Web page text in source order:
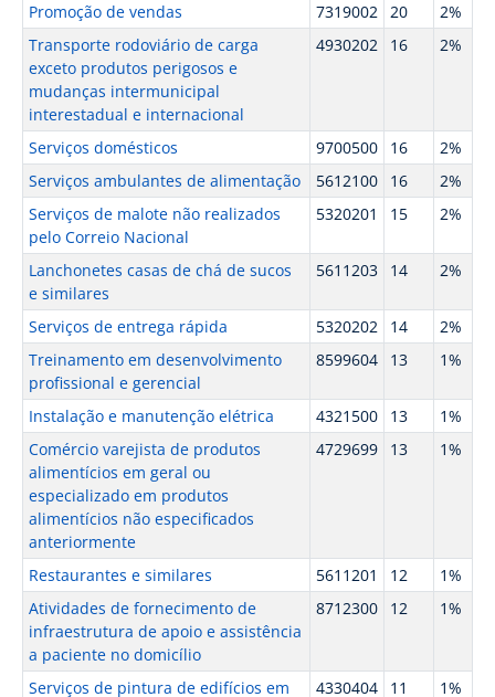
Promoção de vendas 7319002 20
2%
Transporte rodoviário de carga
exceto produtos perigosos e
mudanças intermunicipal
interestadual e internacional
4930202 16 2%
Serviços domésticos 9700500 16
2%
Serviços ambulantes de alimentação
5612100 16
2%
Serviços de malote não realizados
pelo Correio Nacional
5320201 15 2%
Lanchonetes casas de chá de sucos
e similares
5611203 14 2%
Serviços de entrega rápida 5320202 14
2%
Treinamento em desenvolvimento
profissional e gerencial
8599604 13 1%
Instalação e manutenção elétrica 4321500 13
1%
Comércio varejista de produtos
alimentícios em geral ou
especializado em produtos
alimentícios não especificados
anteriormente
4729699 13 1%
Restaurantes e similares 5611201 12
1%
Atividades de fornecimento de
infraestrutura de apoio e assistência
a paciente no domicílio
8712300 12 1%
Serviços de pintura de edifícios em 4330404 11 1%